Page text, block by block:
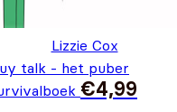
€17,95.
Lizzie Cox
talk - het puber
€4,99